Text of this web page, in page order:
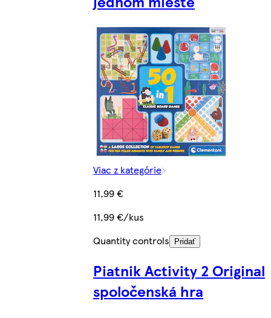
Viac z kategórie
11,99 €
11,99 €/kus
Quantity controls
Pridať
Piatnik Activity 2 Original
spoločenská hra